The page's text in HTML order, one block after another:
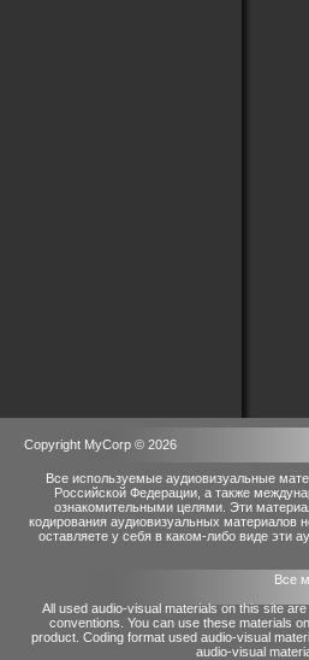
Copyright MyCorp © 2026
Все используемые аудиовизуальные
Российской Федерации, а также
ознакомительными целями. Эти
кодирования аудиовизуальных материалов
оставляете у себя в каком-либо виде эти
Все
All used audio-visual materials on this site
conventions. You can use these materials
product. Coding format used audio-visual
audio-visual